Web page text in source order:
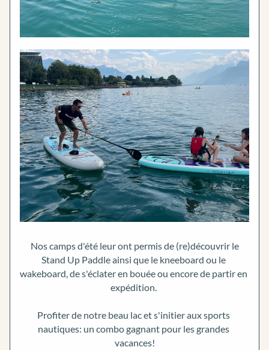
Nos camps d'été leur ont permis de (re)découvrir le
Stand Up Paddle ainsi que le kneeboard ou le
wakeboard, de s'éclater en bouée ou encore de partir en
expédition.
Profiter de notre beau lac et s'initier aux sports
nautiques: un combo gagnant pour les grandes
vacances!